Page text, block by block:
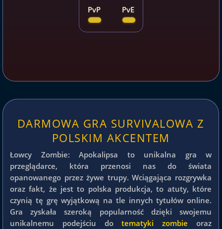
PvP PvE
DARMOWA GRA SURVIVALOWA Z
POLSKIM AKCENTEM
Łowcy Zombie: Apokalipsa to unikalna gra w
przeglądarce, która przenosi nas do świata
opanowanego przez żywe trupy. Wciągająca rozgrywka
oraz fakt, że jest to polska produkcja, to atuty, które
czynią tę grę wyjątkową na tle innych tytułów online.
Gra zyskała szeroką popularność dzięki swojemu
unikalnemu podejściu dotematyki zombie oraz